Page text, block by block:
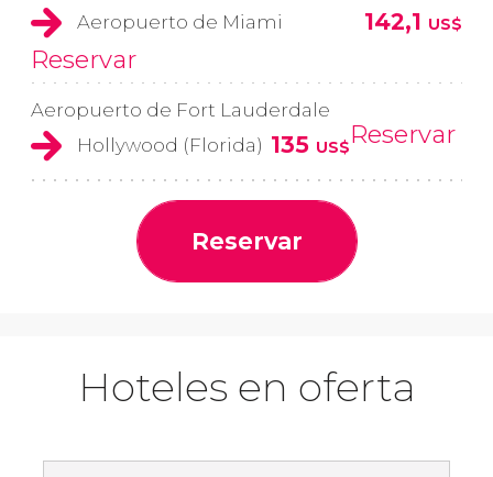
Aeropuerto de Miami
142,1 US$
Reservar
Aeropuerto de Fort Lauderdale
Hollywood (Florida) 135 US$Reservar
Reservar
Hoteles en oferta